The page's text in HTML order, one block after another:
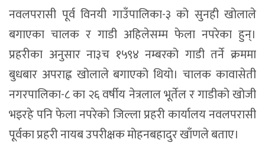
नवलपरासी पूर्व विनयी गाउँपालिका-३ को सुनही खोलाले
बगाएका चालक र गाडी अहिलेसम्म फेला नपरेका हुन्।
प्रहरीका अनुसार ना३च १५९४ नम्बरको गाडी तर्ने क्रममा
बुधबार अपराह्न खोलाले बगाएको थियो। चालक कावासेती
नगरपालिका-८ का २६ वर्षीय नेत्रलाल भूर्तेल र गाडीको खोजी
भइरहे पनि फेला नपरेको जिल्ला प्रहरी कार्यालय नवलपरासी
पूर्वका प्रहरी नायब उपरीक्षक मोहनबहादुर खाँणले बताए।